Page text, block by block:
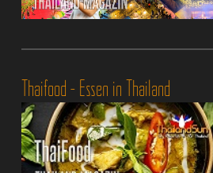
Thaifood - Essen in Thailand